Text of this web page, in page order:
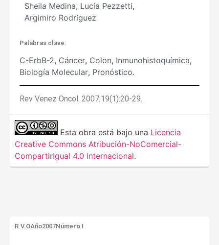
Sheila Medina, Lucía Pezzetti,
Argimiro Rodríguez
Palabras clave:
C-ErbB-2, Cáncer, Colon, Inmunohistoquímica,
Biología Molecular, Pronóstico.
Rev Venez Oncol. 2007;19(1):20-29.
Esta obra está bajo una Licencia
Creative Commons Atribución-NoComercial-
CompartirIgual 4.0 Internacional.
R.V.OAño2007Número I